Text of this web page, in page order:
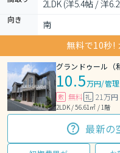
2LDK (洋5.4帖 / 洋
向き
南
無料で10秒!
グランドゥール（
10.5万円/管
敷 無料 礼 21万円
2LDK / 56.61㎡ / 1階
最新の